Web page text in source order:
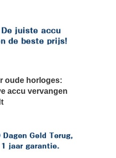
oude horloges:
accu vervangen